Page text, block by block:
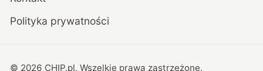
Polityka prywatności
© 2026 CHIP.pl. Wszelkie prawa zastrzeżone.